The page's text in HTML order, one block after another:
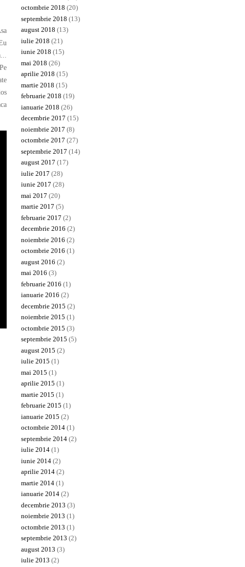
octombrie 2018 (20)
septembrie 2018 (13)
august 2018 (13)
iulie 2018 (21)
iunie 2018 (15)
mai 2018 (26)
aprilie 2018 (15)
martie 2018 (15)
februarie 2018 (19)
ianuarie 2018 (26)
decembrie 2017 (15)
noiembrie 2017 (8)
octombrie 2017 (27)
septembrie 2017 (14)
august 2017 (17)
iulie 2017 (28)
iunie 2017 (28)
mai 2017 (20)
martie 2017 (5)
februarie 2017 (2)
decembrie 2016 (2)
noiembrie 2016 (2)
octombrie 2016 (1)
august 2016 (2)
mai 2016 (3)
februarie 2016 (1)
ianuarie 2016 (2)
decembrie 2015 (2)
noiembrie 2015 (1)
octombrie 2015 (3)
septembrie 2015 (5)
august 2015 (2)
iulie 2015 (1)
mai 2015 (1)
aprilie 2015 (1)
martie 2015 (1)
februarie 2015 (1)
ianuarie 2015 (2)
octombrie 2014 (1)
septembrie 2014 (2)
iulie 2014 (1)
iunie 2014 (2)
aprilie 2014 (2)
martie 2014 (1)
ianuarie 2014 (2)
decembrie 2013 (3)
noiembrie 2013 (1)
octombrie 2013 (1)
septembrie 2013 (2)
august 2013 (3)
iulie 2013 (2)